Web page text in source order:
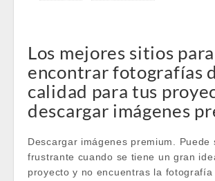
Los mejores sitios para
encontrar fotografías
calidad para tus
descargar imágenes
Descargar imágenes premium. Puede
frustrante cuando se tiene un gran
proyecto y no encuentras la fotografía